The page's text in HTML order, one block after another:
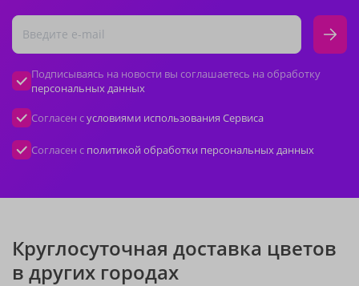
Подписываясь на новости вы соглашаетесь на обработку
персональных данных
Согласен сусловиями использования Сервиса
Согласен с политикой обработки персональных данных
Круглосуточная доставка цветов
в других городах